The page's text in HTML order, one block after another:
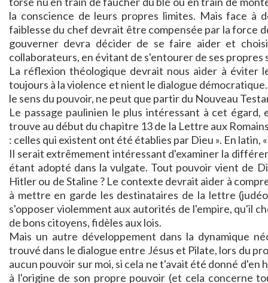
la conscience de leurs propres limites. Mais face à
faiblesse du chef devrait être compensée par la force
gouverner devra décider de se faire aider et
collaborateurs, en évitant de s'entourer de ses propres
La réflexion théologique devrait nous aider à éviter
toujours à la violence et nient le dialogue
le sens du pouvoir, ne peut que partir du Nouveau
Le passage paulinien le plus intéressant à cet
trouve au début du chapitre 13 de la Lettre aux
: celles qui existent ont été établies par Dieu ». En latin,
Il serait extrêmement intéressant d'examiner la
étant adopté dans la vulgate. Tout pouvoir vient de
Hitler ou de Staline ? Le contexte devrait aider à
à mettre en garde les destinataires de la lettre
s'opposer violemment aux autorités de l'empire, qu'il
de bons citoyens, fidèles aux lois.
Mais un autre développement dans la dynamique
trouvé dans le dialogue entre Jésus et Pilate, lors du
aucun pouvoir sur moi, si cela ne t'avait été donné d'en
à l'origine de son propre pouvoir (et cela concerne